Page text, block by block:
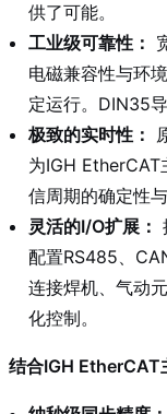
供了可能。
工业级可靠性：
电磁兼容性与环
定运行。DIN35
极致的实时性：
为IGH EtherCAT
信周期的确定性与
灵活的I/O扩展：
配置RS485、
连接焊机、气动
化控制。
结合IGH EtherCAT